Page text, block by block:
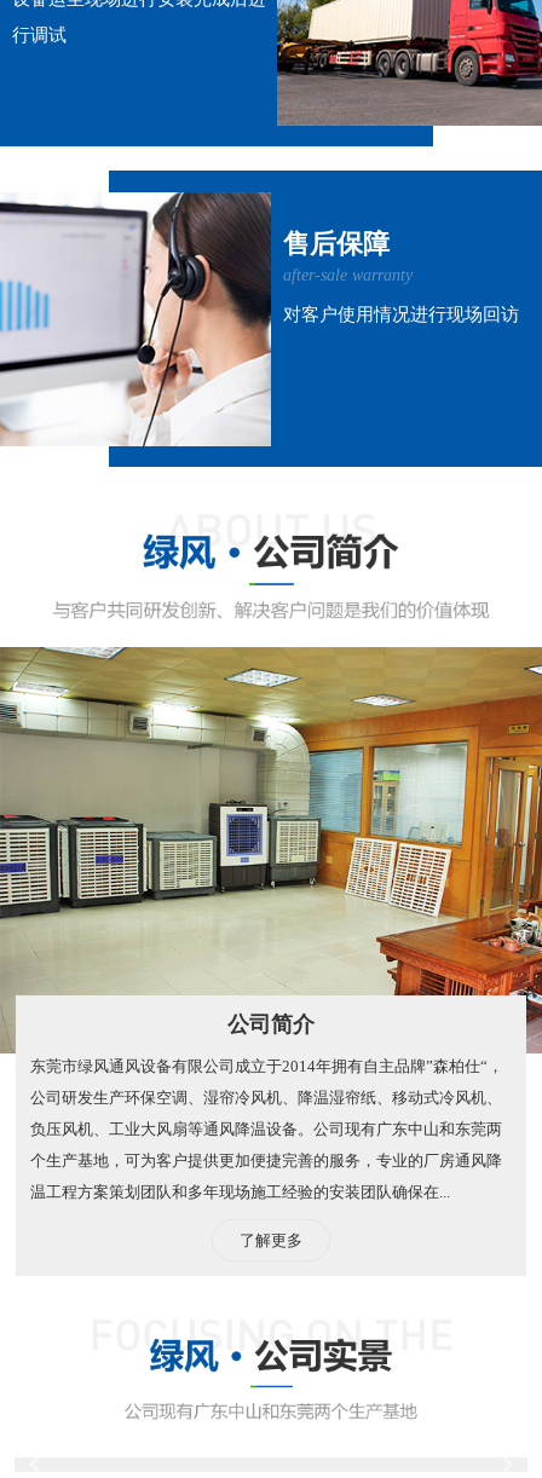
行调试
售后保障
after-sale warranty
对客户使用情况进行现场回访
公司简介
东莞市绿风通风设备有限公司成立于2014年拥有自主品牌”森柏仕“，
公司研发生产环保空调、湿帘冷风机、降温湿帘纸、移动式冷风机、
负压风机、工业大风扇等通风降温设备。公司现有广东中山和东莞两
个生产基地，可为客户提供更加便捷完善的服务，专业的厂房通风降
温工程方案策划团队和多年现场施工经验的安装团队确保在...
了解更多